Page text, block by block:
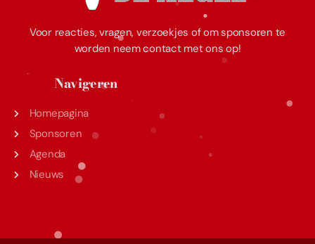
Voor reacties, vragen, verzoekjes of om sponsoren te
worden neem contact met ons op!
Navigeren
Homepagina
Sponsoren
Agenda
Nieuws